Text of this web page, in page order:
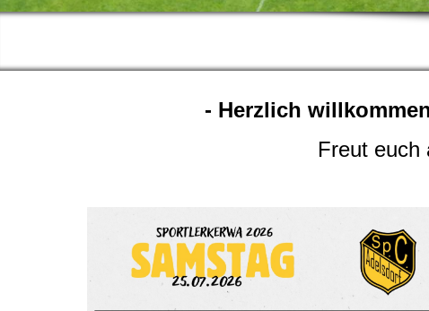
- Herzlich
Freut euch